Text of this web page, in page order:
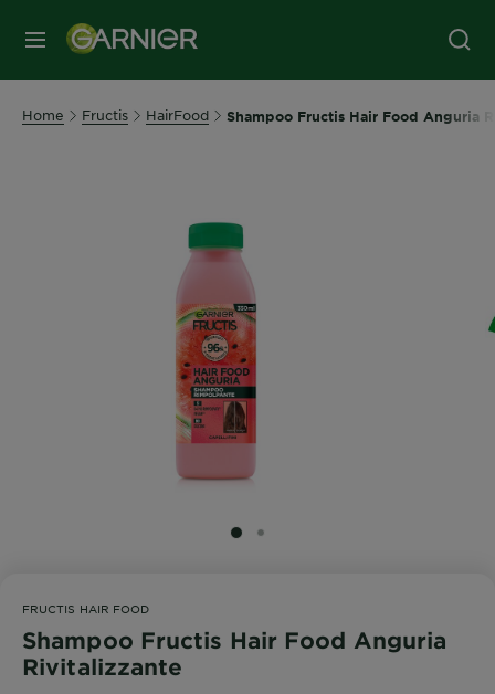
MENU
Home Fructis HairFood Shampoo Fructis Hair Food Anguria
SLIDE 1
SLIDE 2
FRUCTIS HAIR FOOD
Shampoo Fructis Hair Food Anguria
Rivitalizzante